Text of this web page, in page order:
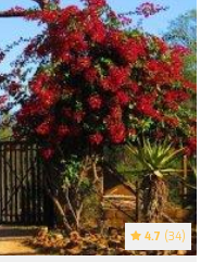
4.7 (34)